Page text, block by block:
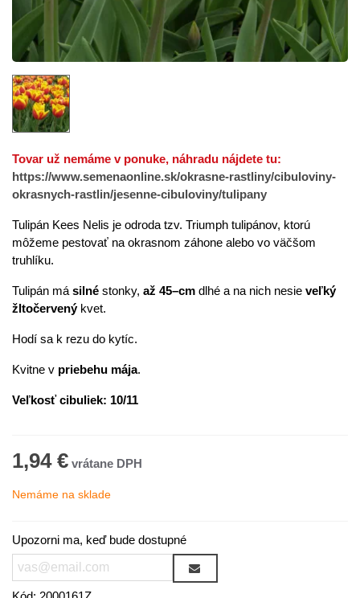
Tovar už nemáme v ponuke, náhradu nájdete tu:
https://www.semenaonline.sk/okrasne-rastliny/cibuloviny-
okrasnych-rastlin/jesenne-cibuloviny/tulipany
Tulipán Kees Nelis je odroda tzv. Triumph tulipánov, ktorú
môžeme pestovať na okrasnom záhone alebo vo väčšom
truhlíku.
Tulipán má silné stonky, až 45–cm dlhé a na nich nesie veľký
žltočervenýkvet.
Hodí sa k rezu do kytíc.
Kvitne v priebehu mája.
Veľkosť cibuliek: 10/11
1,94 €
Nemáme na sklade
Upozorni ma, keď bude dostupné